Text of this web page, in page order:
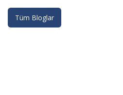
Tüm Bloglar